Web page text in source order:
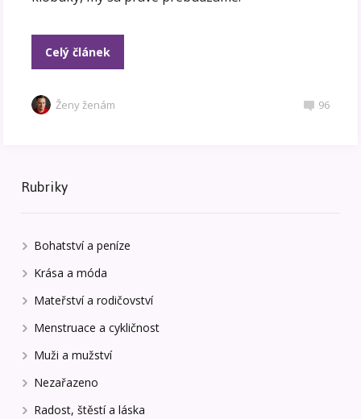
Celý článek
Ženy ženám 96
Rubriky
Bohatství a peníze
Krása a móda
Mateřství a rodičovství
Menstruace a cykličnost
Muži a mužství
Nezařazeno
Radost, štěstí a láska